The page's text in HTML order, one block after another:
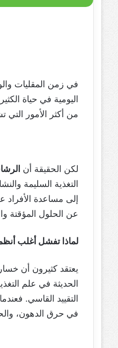
في زمن المقليات
اليومية في حياة
من أكثر الأمور
لكن الحقيقة أن
التغذية السليمة
إلى مساعدة الأفراد
عن الحلول المؤقتة
لماذا تفشل أغلب
يعتقد كثيرون أن
الحديثة في علم
التقييد القاسي.
في حرق الدهون،